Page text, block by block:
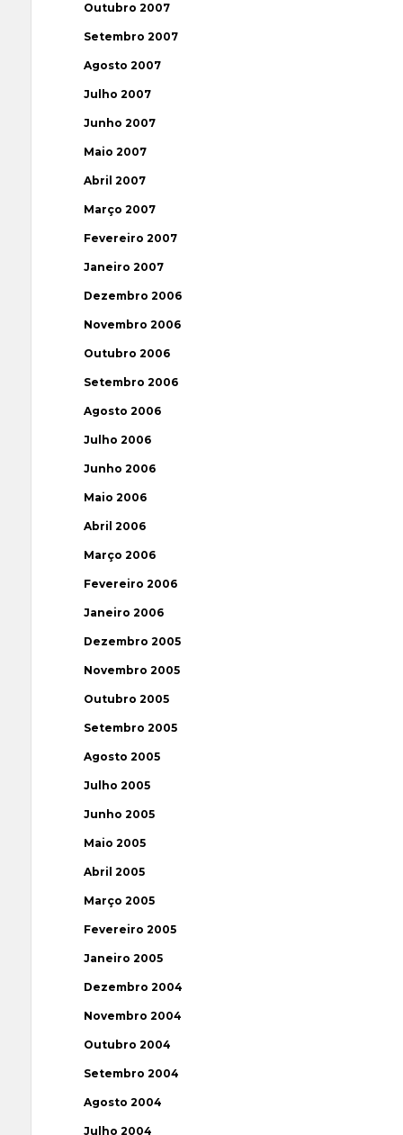
Outubro 2007
Setembro 2007
Agosto 2007
Julho 2007
Junho 2007
Maio 2007
Abril 2007
Março 2007
Fevereiro 2007
Janeiro 2007
Dezembro 2006
Novembro 2006
Outubro 2006
Setembro 2006
Agosto 2006
Julho 2006
Junho 2006
Maio 2006
Abril 2006
Março 2006
Fevereiro 2006
Janeiro 2006
Dezembro 2005
Novembro 2005
Outubro 2005
Setembro 2005
Agosto 2005
Julho 2005
Junho 2005
Maio 2005
Abril 2005
Março 2005
Fevereiro 2005
Janeiro 2005
Dezembro 2004
Novembro 2004
Outubro 2004
Setembro 2004
Agosto 2004
Julho 2004